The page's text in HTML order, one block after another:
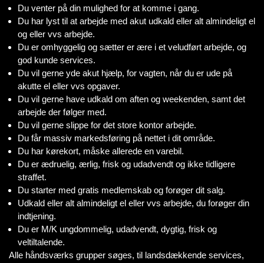
Du venter på din mulighed for at komme i gang.
Du har lyst til at arbejde med akut udkald eller alt almindeligt el
og eller vvs arbejde.
Du er omhyggelig og sætter er ære i et veludført arbejde, og
god kunde services.
Du vil gerne yde akut hjælp, for vagten, når du er ude på
akutte el eller vvs opgaver.
Du vil gerne have udkald om aften og weekenden, samt det
arbejde der følger med.
Du vil gerne slippe for det store kontor arbejde.
Du får massiv markedsføring på nettet i dit område.
Du har kørekort, måske allerede en varebil.
Du er ædruelig, ærlig, frisk og udadvendt og ikke tidligere
straffet.
Du starter med gratis medlemskab og forøger dit salg.
Udkald eller alt almindeligt el eller vvs arbejde, du forøger din
indtjening.
Du er M/K ungdommelig, udadvendt, dygtig, frisk og
veltiltalende.
Alle håndsværks grupper søges, til landsdækkende services,